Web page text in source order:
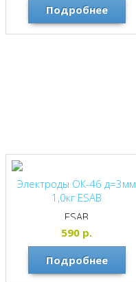
Подробнее
Электроды ОК-46 д=3мм
1,0кг ESAB
ESAB
590 р.
Подробнее